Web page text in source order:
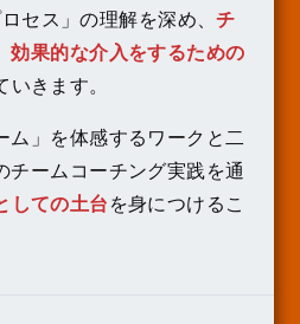
セス」の理解を深め、チ
効果的な介入をするための
きます。
ム」を体感するワークと二
チームコーチング実践を通
しての土台を身につけるこ